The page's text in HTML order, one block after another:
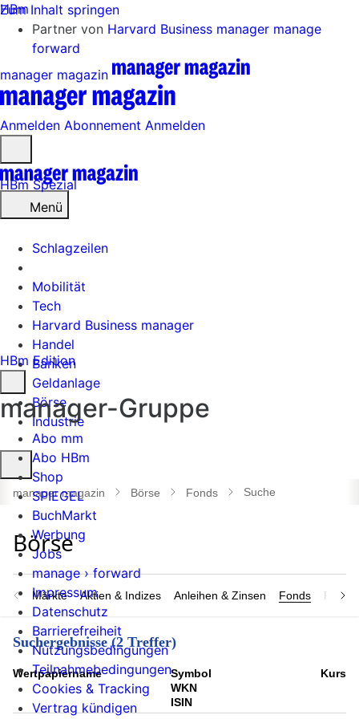
Zum Inhalt springen
Partner von Harvard Business manager manage
forward
manager magazin
Anmelden Abonnement Anmelden
öffnen
Menü
Schlagzeilen
Mobilität
Tech
Harvard Business manager
Handel
Banken
Geldanlage
Börse
Industrie
Suche
öffnen
manager magazin Börse Fonds Suche
Märkte Aktien & Indizes Anleihen & Zinsen Fonds
Suchergebnisse (2 Treffer)
Wert­papier­name
Symbol
WKN
ISIN
Kurs
HBm
HBm Spezial
HBm Edition
manager-Gruppe
Abo mm
Abo HBm
Shop
SPIEGEL
BuchMarkt
Werbung
Jobs
manage › forward
Impressum
Datenschutz
Barrierefreiheit
Nutzungsbedingungen
Teilnahmebedingungen
Cookies & Tracking
Vertrag kündigen